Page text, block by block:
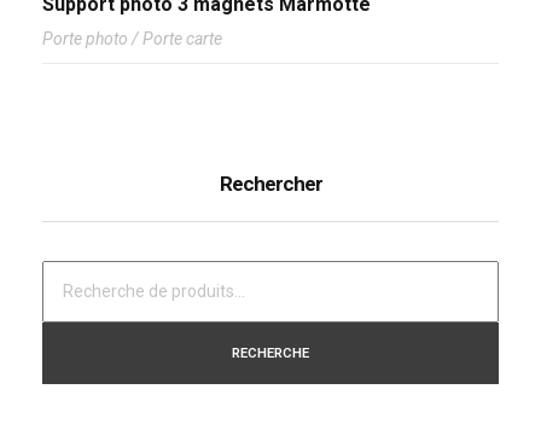
Porte photo / Porte carte
Rechercher
RECHERCHE